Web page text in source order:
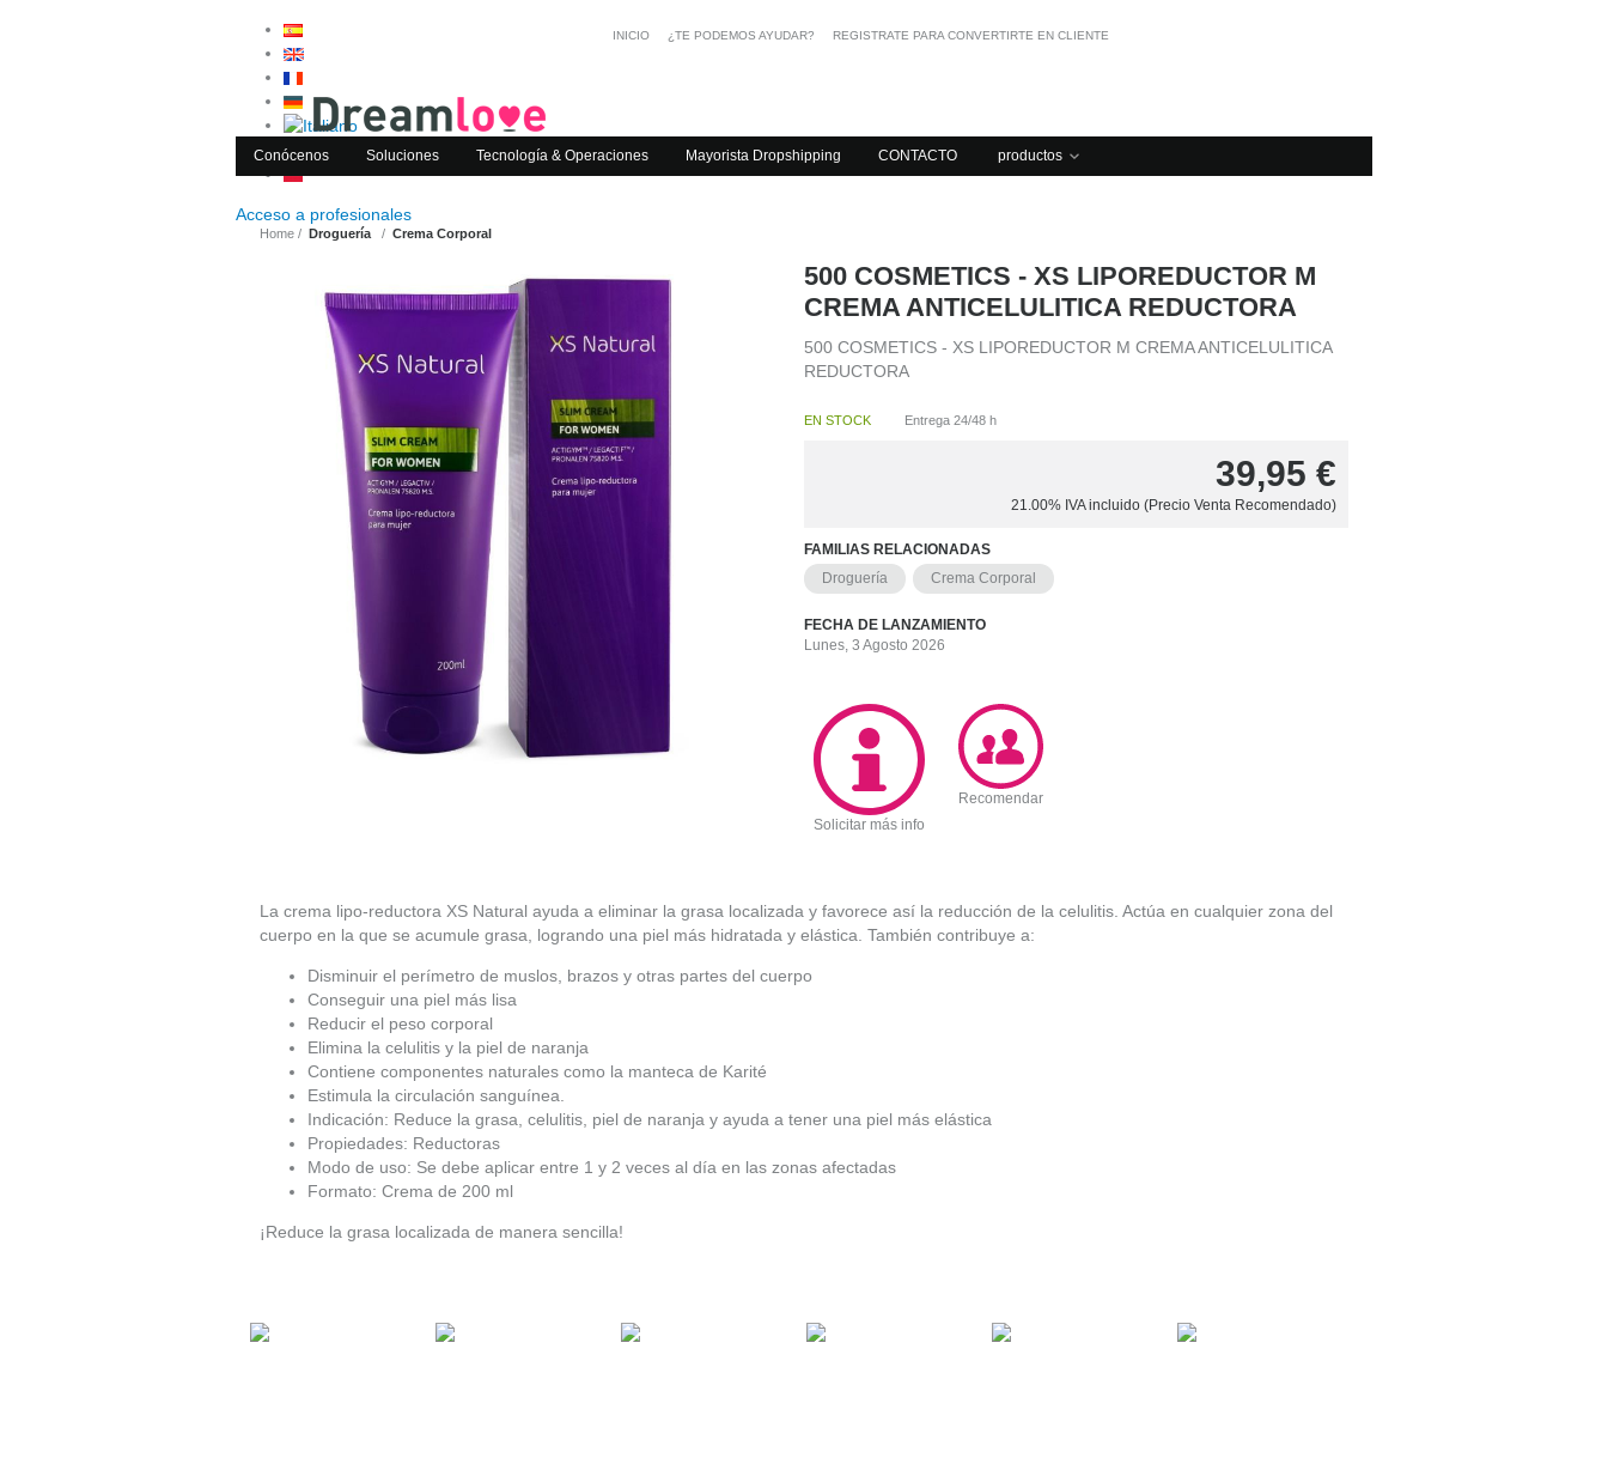
Acceso a profesionales
INICIO ¿TE PODEMOS AYUDAR? REGISTRATE PARA CONVERTIRTE EN CLIENTE
Conócenos Soluciones Tecnología & Operaciones Mayorista Dropshipping CONTACTO productos
Home Droguería Crema Corporal
500 COSMETICS - XS LIPOREDUCTOR M
CREMA ANTICELULITICA REDUCTORA
500 COSMETICS - XS LIPOREDUCTOR M CREMA ANTICELULITICA
REDUCTORA
EN STOCK Entrega 24/48 h
39,95 €
21.00% IVA incluido (Precio Venta Recomendado)
FAMILIAS RELACIONADAS
Droguería
Crema Corporal
FECHA DE LANZAMIENTO
Lunes, 3 Agosto 2026
Solicitar más info
Recomendar
La crema lipo-reductora XS Natural ayuda a eliminar la grasa localizada y favorece así la reducción de la celulitis. Actúa en cualquier zona del
cuerpo en la que se acumule grasa, logrando una piel más hidratada y elástica. También contribuye a:
Disminuir el perímetro de muslos, brazos y otras partes del cuerpo
Conseguir una piel más lisa
Reducir el peso corporal
Elimina la celulitis y la piel de naranja
Contiene componentes naturales como la manteca de Karité
Estimula la circulación sanguínea.
Indicación: Reduce la grasa, celulitis, piel de naranja y ayuda a tener una piel más elástica
Propiedades: Reductoras
Modo de uso: Se debe aplicar entre 1 y 2 veces al día en las zonas afectadas
Formato: Crema de 200 ml
¡Reduce la grasa localizada de manera sencilla!